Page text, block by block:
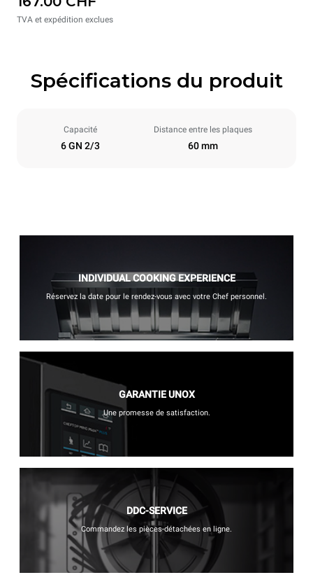
TVA et expédition exclues
Spécifications du produit
Capacité
6 GN 2/3
Distance entre les plaques
60 mm
INDIVIDUAL COOKING EXPERIENCE
Réservez la date pour le rendez-vous avec votre Chef personnel.
GARANTIE UNOX
Une promesse de satisfaction.
DDC-SERVICE
Commandez les pièces-détachées en ligne.